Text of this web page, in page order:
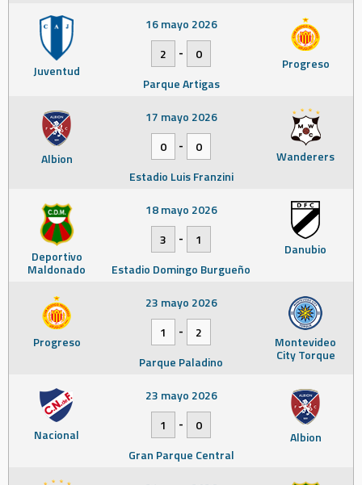
Juventud Progreso
16 mayo 2026
2
-
0
Parque Artigas
Albion Wanderers
17 mayo 2026
0
-
0
Estadio Luis Franzini
Deportivo
Maldonado
Danubio
18 mayo 2026
3
-
1
Estadio Domingo Burgueño
Progreso Montevideo
City Torque
23 mayo 2026
1
-
2
Parque Paladino
Nacional Albion
23 mayo 2026
1
-
0
Gran Parque Central